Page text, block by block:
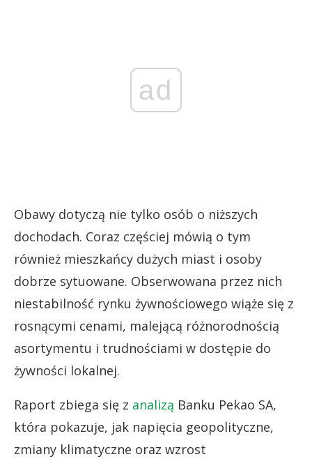
ad
Obawy dotyczą nie tylko osób o niższych
dochodach. Coraz częściej mówią o tym
również mieszkańcy dużych miast i osoby
dobrze sytuowane. Obserwowana przez nich
niestabilność rynku żywnościowego wiąże się z
rosnącymi cenami, malejącą różnorodnością
asortymentu i trudnościami w dostępie do
żywności lokalnej.
Raport zbiega się z analizą Banku Pekao SA,
która pokazuje, jak napięcia geopolityczne,
zmiany klimatyczne oraz wzrost